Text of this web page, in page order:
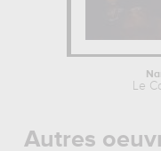
Le
Autres